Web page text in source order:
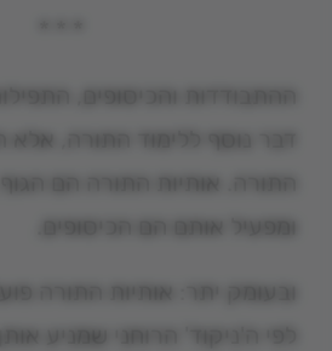
ההתבודדות והכיסופים,
דבר נוסף ללימוד התורה,
התורה. אותיות התורה הם
ומפעיל אותם הם הכיסופים.
ובעומק יתר: אותיות התורה
לפי ה'ניקוד' הרוחני שמניע